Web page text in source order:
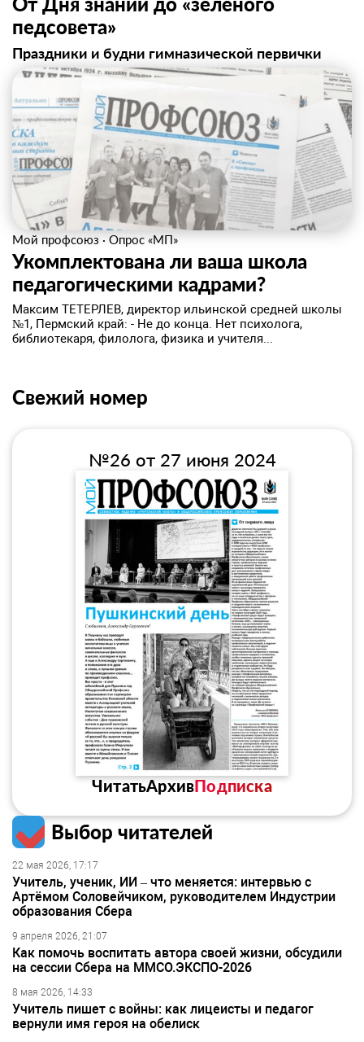
педсовета»
Праздники и будни гимназической первички
Мой профсоюз · Опрос «МП»
Укомплектована ли ваша школа
педагогическими кадрами?
Максим ТЕТЕРЛЕВ, директор ильинской средней школы
№1, Пермский край: - Не до конца. Нет психолога,
библиотекаря, филолога, физика и учителя...
Свежий номер
№26 от 27 июня 2024
ЧитатьАрхивПодписка
Выбор читателей
22 мая 2026, 17:17
Учитель, ученик, ИИ – что меняется: интервью с
Артёмом Соловейчиком, руководителем Индустрии
образования Сбера
9 апреля 2026, 21:07
Как помочь воспитать автора своей жизни, обсудили
на сессии Сбера на ММСО.ЭКСПО-2026
8 мая 2026, 14:33
Учитель пишет с войны: как лицеисты и педагог
вернули имя героя на обелиск